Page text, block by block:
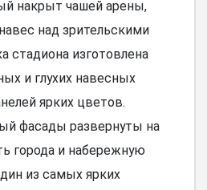
накрыт чашей арены,
над зрительскими
стадиона изготовлена
и глухих навесных
ярких цветов.
фасады развернуты на
города и набережную
из самых ярких